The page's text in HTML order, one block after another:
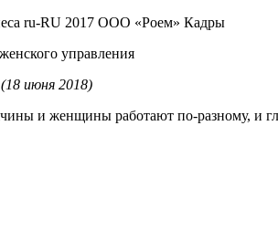
ru-RU 2017 ООО «Роем» Кадры
управления
(18 июня 2018)
и женщины работают по-разному, и